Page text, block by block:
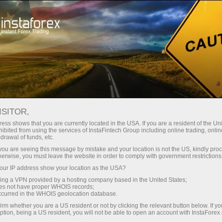
Hisob-varag'ini tez ochish Savdo platformasi
Endi ish
uchun
Investorlar uchun Hamkorlar uchun
Demo-hisob-varag‘ini ochish
yangiliklari bo'lgan yuguruvchi
Parametrlarning sozlashlari
shows that you are currently located in the USA. If you are a resident of the
from using the services of InstaFintech Group including online trading,
of funds, etc.
are seeing this message by mistake and your location is not the US, kindly
you must leave the website in order to comply with government
IP address show your location as the USA?
a VPN provided by a hosting company based in the United States;
not have proper WHOIS records;
in the WHOIS geolocation database.
whether you are a US resident or not by clicking the relevant button below. If
being a US resident, you will not be able to open an account with InstaForex